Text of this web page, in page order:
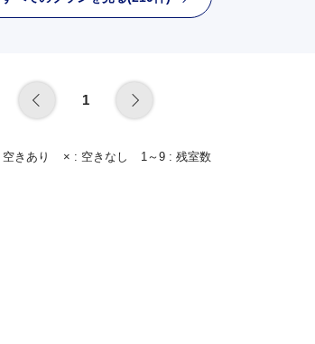
1
空きあり × : 空きなし 1～9 : 残室数